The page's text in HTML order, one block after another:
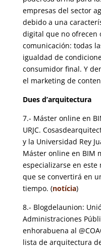
empresas del sector
debido a una
digital que no ofrecen
comunicación: todas
igualdad de
consumidor final. Y
el marketing de
Dues d’arquitectura
7.- Máster online en
URJC.
y la Universidad Rey
Máster online en BIM
especializarse en
que se convertirá en
tiempo. (notícia)
8.- Blogdelaunion:
Administraciones
enhorabuena al
lista de arquitectura